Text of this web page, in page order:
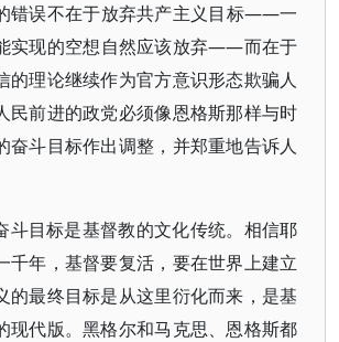
错误不在于放弃共产主义目标——一
实现的空想自然应该放弃——而在于
的理论继续作为官方意识形态欺骗人
民前进的政党必须像恩格斯那样与时
奋斗目标作出调整，并郑重地告诉人
斗目标是基督教的文化传统。相信耶
千年，基督要复活，要在世界上建立
的最终目标是从这里衍化而来，是基
现代版。黑格尔和马克思、恩格斯都